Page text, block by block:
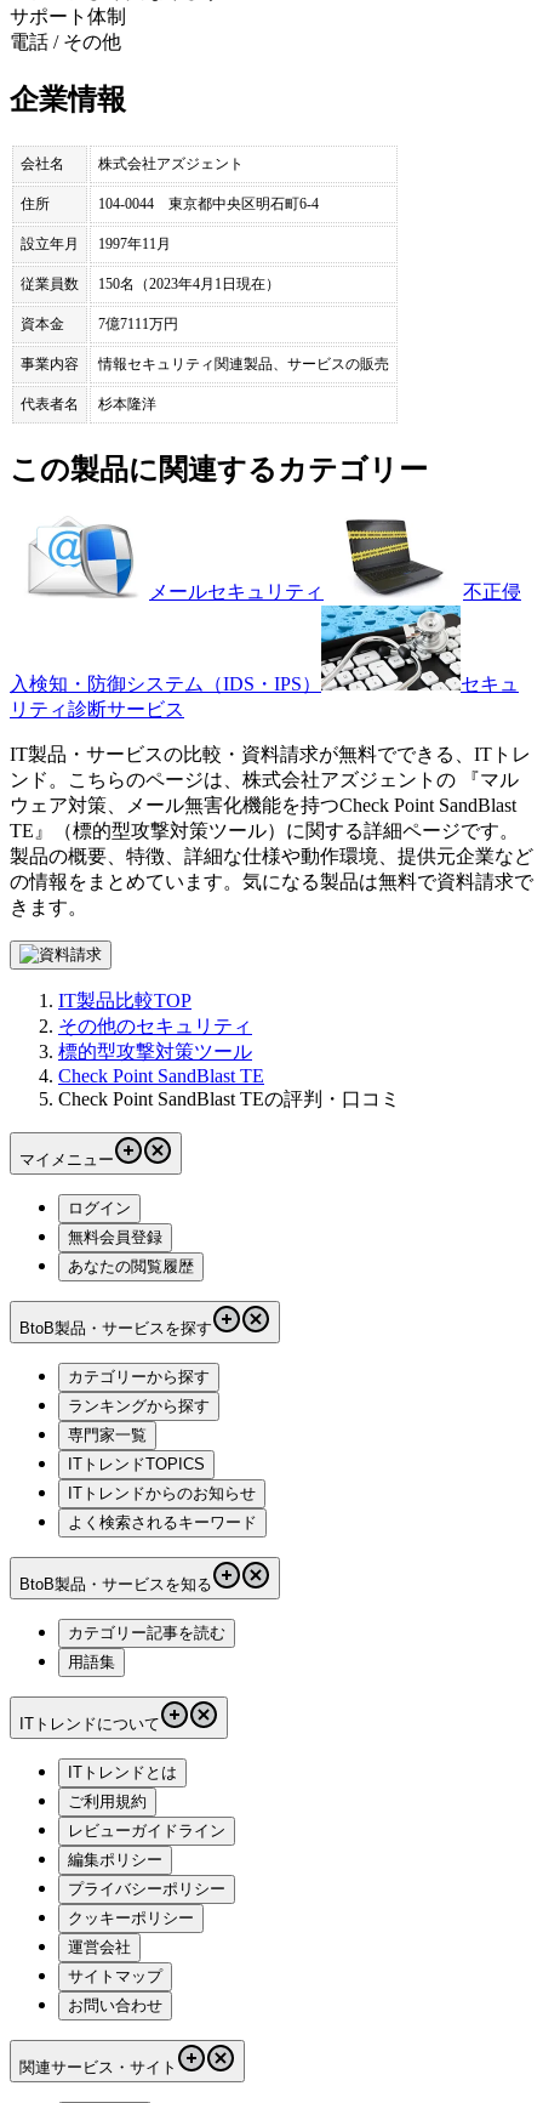
サポート体制
電話 / その他
企業情報
会社名 株式会社アズジェント
住所 104-0044 東京都中央区明石町6-4
設立年月 1997年11月
従業員数 150名（2023年4月1日現在）
資本金 7億7111万円
事業内容 情報セキュリティ関連製品、サービスの販売
代表者名 杉本隆洋
この製品に関連するカテゴリー
メールセキュリティ 不正侵
入検知・防御システム（IDS・IPS）
セキュ
リティ診断サービス
IT製品・サービスの比較・資料請求が無料でできる、ITトレ
ンド。こちらのページは、 株式会社アズジェント の 『マル
ウェア対策、メール無害化機能を持つCheck Point SandBlast
TE 』（標的型攻撃対策ツール）に関する詳細ページです。
製品の概要、特徴、詳細な仕様や動作環境、提供元企業など
の情報をまとめています。気になる製品は無料で資料請求で
きます。
IT製品比較TOP
その他のセキュリティ
標的型攻撃対策ツール
Check Point SandBlast TE
Check Point SandBlast TEの評判・口コミ
マイメニュー
ログイン
無料会員登録
あなたの閲覧履歴
BtoB製品・サービスを探す
カテゴリーから探す
ランキングから探す
専門家一覧
ITトレンドTOPICS
ITトレンドからのお知らせ
よく検索されるキーワード
BtoB製品・サービスを知る
カテゴリー記事を読む
用語集
ITトレンドについて
ITトレンドとは
ご利用規約
レビューガイドライン
編集ポリシー
プライバシーポリシー
クッキーポリシー
運営会社
サイトマップ
お問い合わせ
関連サービス・サイト